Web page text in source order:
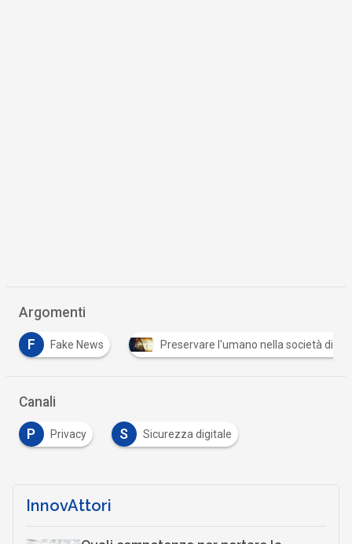
Argomenti
F Fake News Preservare l'umano nella società
Canali
P Privacy S Sicurezza digitale
InnovAttori